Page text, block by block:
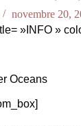
novembre 20,
»INFO »
Oceans